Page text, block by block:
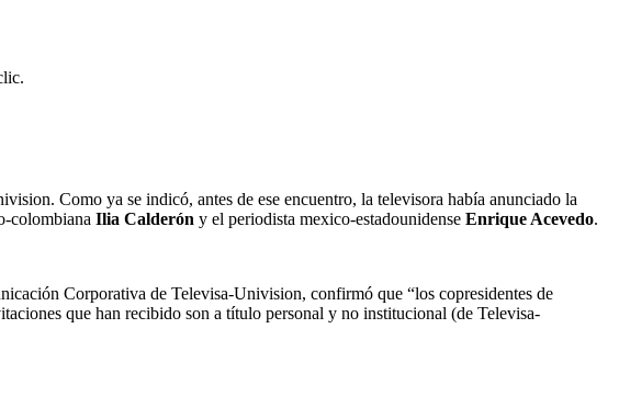
Como ya se indicó, antes de ese encuentro, la televisora había anunciado la
colombiana Ilia Calderón y el periodista mexico-estadounidense Enrique Acevedo.
Corporativa de Televisa-Univision, confirmó que “los copresidentes de
que han recibido son a título personal y no institucional (de Televisa-